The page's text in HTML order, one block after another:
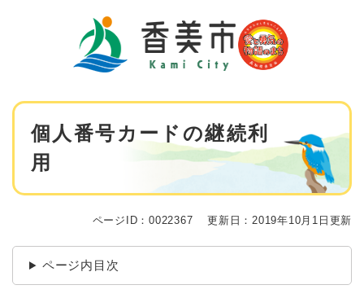
本
個人番号カードの継続利
用
ページID：0022367 更新日：2019年10月1日更新
ページ内目次